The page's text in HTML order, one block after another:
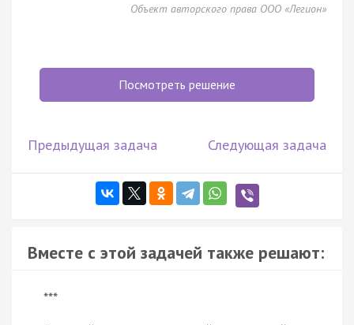
Объект авторского права ООО «Легион»
Посмотреть решение
Предыдущая задача Следующая задача
Вместе с этой задачей также решают:
***